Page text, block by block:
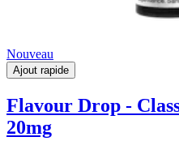
Nouveau
Ajout rapide
Flavour Drop -
20mg